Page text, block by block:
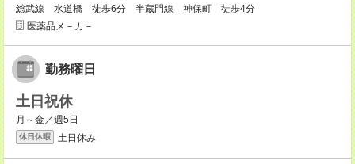
総武線 水道橋 徒歩6分 半蔵門線 神保町 徒歩4分
医薬品メ－カ－
勤務曜日
土日祝休
月～金／週5日
休日休暇 土日休み